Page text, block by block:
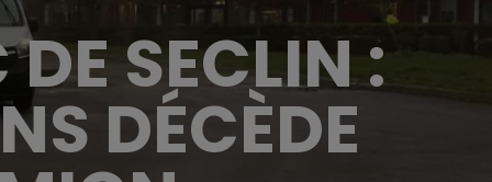
SECLIN :
DÉCÈDE